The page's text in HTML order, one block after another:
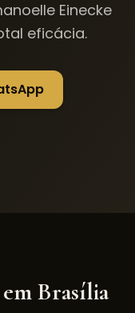
Einecke
eficácia.
Brasília